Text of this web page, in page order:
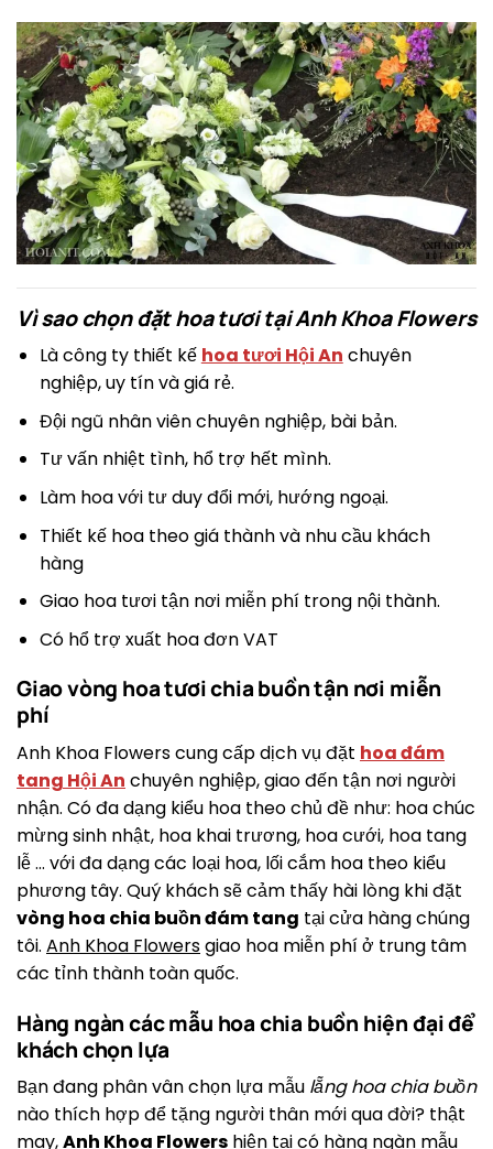
Vì sao chọn đặt hoa tươi tại Anh Khoa Flowers
Là công ty thiết kế hoa tươi Hội An chuyên
nghiệp, uy tín và giá rẻ.
Đội ngũ nhân viên chuyên nghiệp, bài bản.
Tư vấn nhiệt tình, hổ trợ hết mình.
Làm hoa với tư duy đổi mới, hướng ngoại.
Thiết kế hoa theo giá thành và nhu cầu khách
hàng
Giao hoa tươi tận nơi miễn phí trong nội thành.
Có hổ trợ xuất hoa đơn VAT
Giao vòng hoa tươi chia buồn tận nơi miễn
phí
Anh Khoa Flowers cung cấp dịch vụ đặt hoa đám
tang Hội An chuyên nghiệp, giao đến tận nơi người
nhận. Có đa dạng kiểu hoa theo chủ đề như: hoa chúc
mừng sinh nhật, hoa khai trương, hoa cưới, hoa tang
lễ … với đa dạng các loại hoa, lối cắm hoa theo kiểu
phương tây. Quý khách sẽ cảm thấy hài lòng khi đặt
vòng hoa chia buồn đám tang tại cửa hàng chúng
tôi. Anh Khoa Flowersgiao hoa miễn phí ở trung tâm
các tỉnh thành toàn quốc.
Hàng ngàn các mẫu hoa chia buồn hiện đại để
khách chọn lựa
Bạn đang phân vân chọn lựa mẫu lẵng hoa chia buồn
nào thích hợp để tặng người thân mới qua đời? thật
may,Anh Khoa Flowers hiện tại có hàng ngàn mẫu